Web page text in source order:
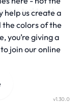
is trakteert:
v1.30.0
help us create a
colors of the
you’re giving a
join our online